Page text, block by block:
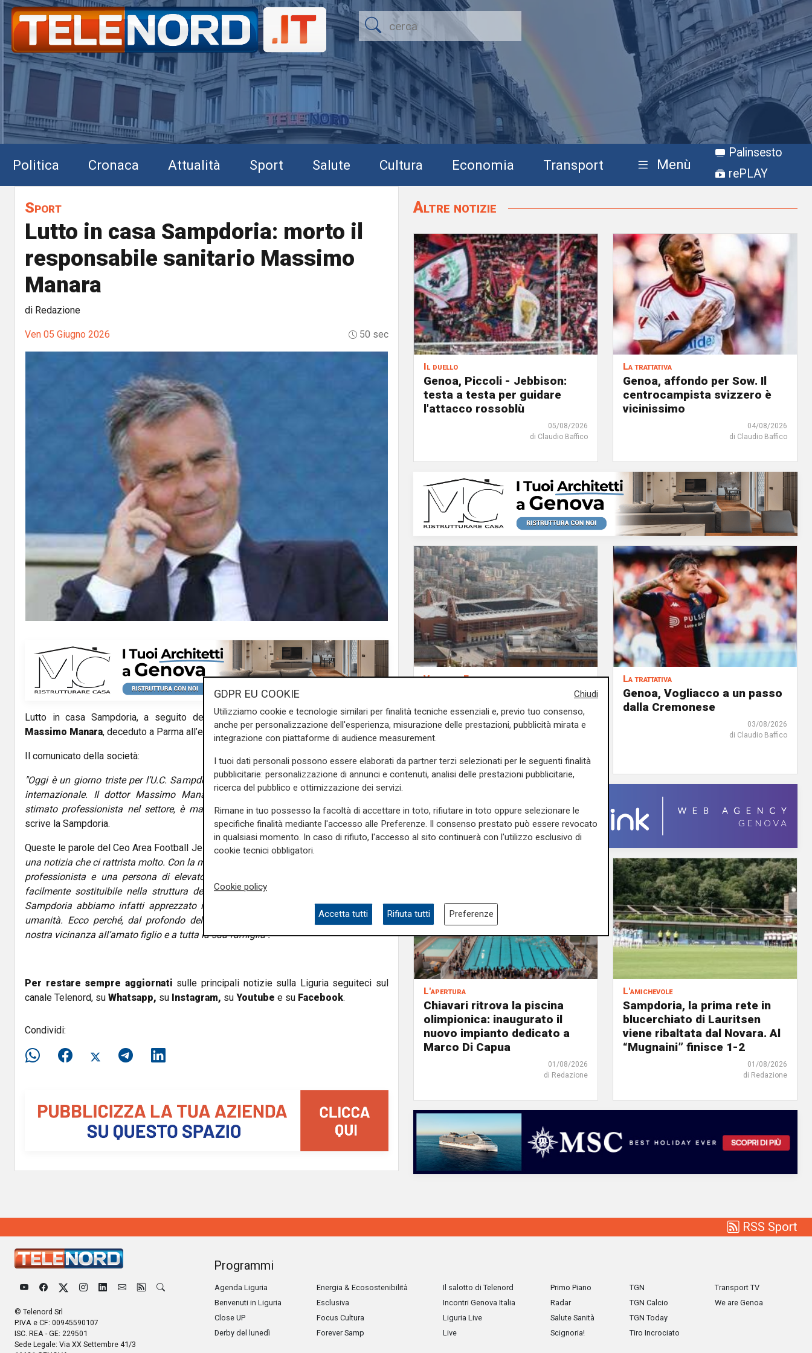
Politica Cronaca Attualità Sport Salute Cultura Economia Transport Menù
Palinsesto
rePLAY
Sport
Lutto in casa Sampdoria: morto il
responsabile sanitario Massimo
Manara
di Redazione
Ven 05 Giugno 2026 50 sec
Lutto in casa Sampdoria, a seguito della scomparsa del responsabile sanitario
Massimo Manara, deceduto a Parma all’età di 63 anni.
Il comunicato della società:
"Oggi è un giorno triste per l’U.C. Sampdoria e per il mondo della medicina sportiva
internazionale. Il dottor Massimo Manara, responsabile sanitario blucerchiato e
stimato professionista nel settore, è mancato nella sua Parma all’età di 63 anni"
scrive la Sampdoria.
Queste le parole del Ceo Area Football Jesper Fredberg al sito ufficiale della Samp:
una notizia che ci rattrista molto. Con la morte del dottor Manara perdiamo un grande
professionista e una persona di elevato valore morale, una figura che non sarà
facilmente sostituibile nella struttura del nostro club. In queste due stagioni alla
Sampdoria abbiamo infatti apprezzato il suo lavoro, la sua competenza e la sua
umanità. Ecco perché, dal profondo del cuore, lo ricordiamo oggi, esprimendo la
nostra vicinanza all’amato figlio e a tutta la sua famiglia".
Per restare sempre aggiornati sulle principali notizie sulla Liguria seguiteci sul
canale Telenord, su Whatsapp, su Instagram, su Youtube e su Facebook.
Condividi:
Altre notizie
Il duello
Genoa, Piccoli - Jebbison:
testa a testa per guidare
l'attacco rossoblù
05/08/2026
di Claudio Baffico
La trattativa
Genoa, affondo per Sow. Il
centrocampista svizzero è
vicinissimo
04/08/2026
di Claudio Baffico
Verso gli Europei
Euro 2032, ora è ufficiale: fra
i 16 stadi candidati c'è anche
il 'Ferraris' di Genova
La trattativa
Genoa, Vogliacco a un passo
dalla Cremonese
03/08/2026
di Claudio Baffico
L'apertura
Chiavari ritrova la piscina
olimpionica: inaugurato il
nuovo impianto dedicato a
Marco Di Capua
01/08/2026
di Redazione
L'amichevole
Sampdoria, la prima rete in
blucerchiato di Lauritsen
viene ribaltata dal Novara. Al
“Mugnaini” finisce 1-2
01/08/2026
di Redazione
RSS Sport
© Telenord Srl
P.IVA e CF: 00945590107
ISC. REA - GE: 229501
Sede Legale: Via XX Settembre 41/3
Programmi
Agenda Liguria
Benvenuti in Liguria
Close UP
Derby del lunedì
Energia & Ecosostenibilità
Esclusiva
Focus Cultura
Forever Samp
Il salotto di Telenord
Incontri Genova Italia
Liguria Live
Live
Primo Piano
Radar
Salute Sanità
Scignoria!
TGN
TGN Calcio
TGN Today
Tiro Incrociato
Transport TV
We are Genoa
Chiudi
GDPR EU COOKIE
Utilizziamo cookie e tecnologie similari per finalità tecniche essenziali e, previo tuo consenso,
anche per personalizzazione dell'esperienza, misurazione delle prestazioni, pubblicità mirata e
integrazione con piattaforme di audience measurement.
I tuoi dati personali possono essere elaborati da partner terzi selezionati per le seguenti finalità
pubblicitarie: personalizzazione di annunci e contenuti, analisi delle prestazioni pubblicitarie,
ricerca del pubblico e ottimizzazione dei servizi.
Rimane in tuo possesso la facoltà di accettare in toto, rifiutare in toto oppure selezionare le
specifiche finalità mediante l'accesso alle Preferenze. Il consenso prestato può essere revocato
in qualsiasi momento. In caso di rifiuto, l'accesso al sito continuerà con l'utilizzo esclusivo di
cookie tecnici obbligatori.
Cookie policy
Accetta tutti Rifiuta tutti Preferenze